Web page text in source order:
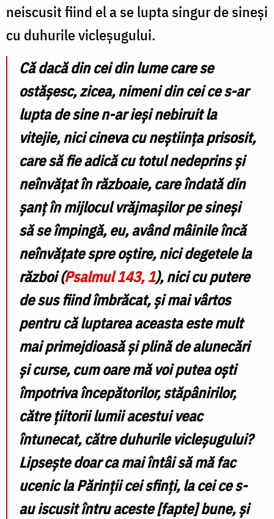
neiscusit fiind el a se lupta singur de sineși
cu duhurile vicleșugului.
Că dacă din cei din lume care se
ostășesc, zicea, nimeni din cei ce s-ar
lupta de sine n-ar ieși nebiruit la
vitejie, nici cineva cu neștiința prisosit,
care să fie adică cu totul nedeprins și
neînvățat în războaie, care îndată din
șanț în mijlo­cul vrăjmașilor pe sineși
să se împingă, eu, având mâinile încă
neînvățate spre oștire, nici degetele la
război (Psalmul 143, 1), nici cu putere
de sus fiind îmbrăcat, și mai vârtos
pentru că luptarea aceasta este mult
mai pri­mejdioasă și plină de alunecări
și curse, cum oare mă voi putea oști
împotriva începători­lor, stăpânirilor,
către țiitorii lumii acestui veac
întunecat, către duhurile vicleșugului?
Lipsește doar ca mai întâi să mă fac
ucenic la Părinții cei sfinți, la cei ce s-
au iscusit întru aceste [fapte] bune, și